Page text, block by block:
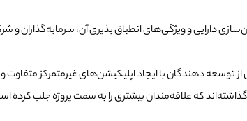
توسعه دهندگان با ایجاد اپلیکیشن‌های غیرمتمرکز متفاوت و